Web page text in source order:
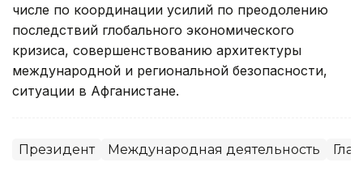
числе по координации усилий по преодолению
последствий глобального экономического
кризиса, совершенствованию архитектуры
международной и региональной безопасности,
ситуации в Афганистане.
Президент Международная деятельность